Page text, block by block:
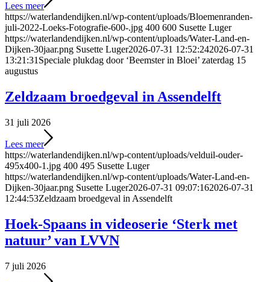
Lees meer
https://waterlandendijken.nl/wp-content/uploads/Bloemenranden-
juli-2022-Loeks-Fotografie-600-.jpg 400 600 Susette Luger
https://waterlandendijken.nl/wp-content/uploads/Water-Land-en-
Dijken-30jaar.png Susette Luger2026-07-31 12:52:242026-07-31
13:21:31Speciale plukdag door ‘Beemster in Bloei’ zaterdag 15
augustus
Zeldzaam broedgeval in Assendelft
31 juli 2026
Lees meer
https://waterlandendijken.nl/wp-content/uploads/velduil-ouder-
495x400-1.jpg 400 495 Susette Luger
https://waterlandendijken.nl/wp-content/uploads/Water-Land-en-
Dijken-30jaar.png Susette Luger2026-07-31 09:07:162026-07-31
12:44:53Zeldzaam broedgeval in Assendelft
Hoek-Spaans in videoserie ‘Sterk met
natuur’ van LVVN
7 juli 2026